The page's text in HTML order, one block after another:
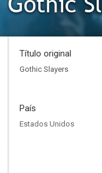
Título original
Gothic Slayers
País
Estados Unidos